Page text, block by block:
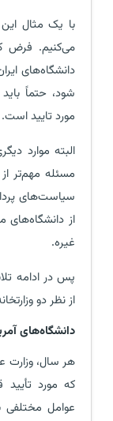
با یک مثال
می‌کنیم. فرض
دانشگاه‌های
شود، حتماً
مورد تایید است.
البته موارد
مسئله مهم‌تر
سیاست‌های
از دانشگاه‌های
غیره.
پس در ادامه
از نظر دو
دانشگاه‌های
هر سال، وزارت
که مورد تأیید
عوامل